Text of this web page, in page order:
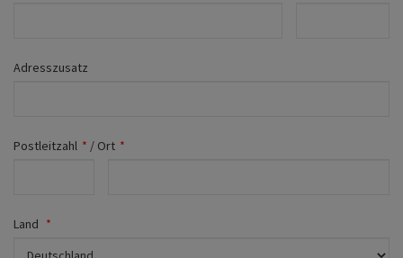
Adresszusatz
Postleitzahl * / Ort *
Land *